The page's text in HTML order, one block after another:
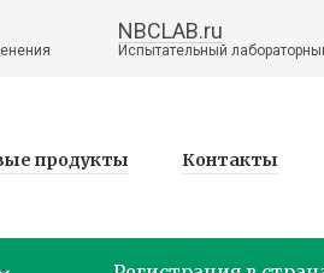
NBCLAB.ru
Испытательный
продукты Контакты